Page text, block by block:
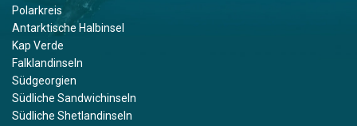
Polarkreis
Antarktische Halbinsel
Kap Verde
Falklandinseln
Südgeorgien
Südliche Sandwichinseln
Südliche Shetlandinseln